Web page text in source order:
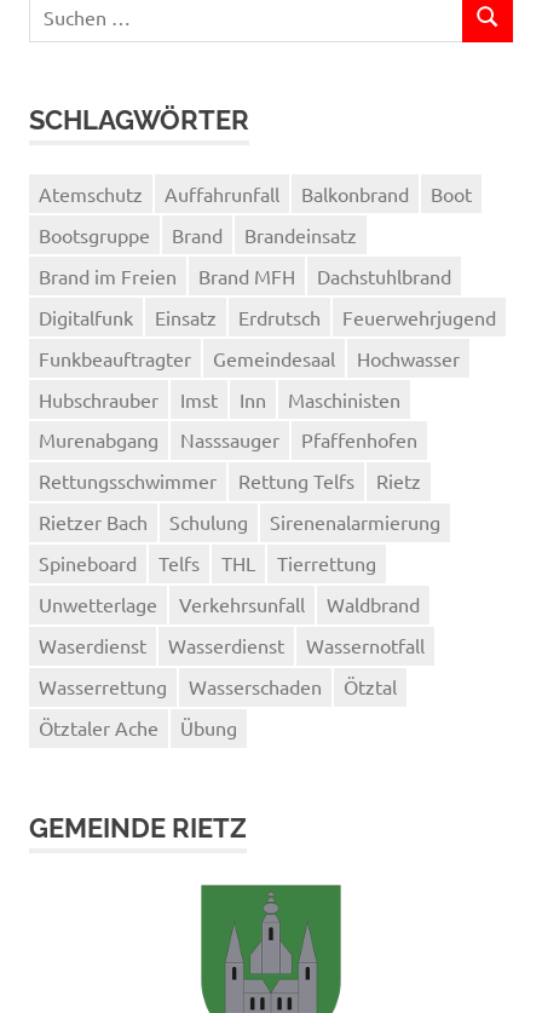
nach:
SUCHEN
SCHLAGWÖRTER
Atemschutz Auffahrunfall Balkonbrand
Boot
Bootsgruppe
Brand
Brandeinsatz
Brand im Freien
Brand MFH
Dachstuhlbrand
Digitalfunk
Einsatz Erdrutsch
Feuerwehrjugend
Funkbeauftragter
Gemeindesaal
Hochwasser
Hubschrauber
Imst Inn
Maschinisten
Murenabgang
Nasssauger
Pfaffenhofen
Rettungsschwimmer
Rettung Telfs
Rietz
Rietzer Bach
Schulung
Sirenenalarmierung
Spineboard
Telfs THL
Tierrettung
Unwetterlage
Verkehrsunfall
Waldbrand
Waserdienst
Wasserdienst
Wassernotfall
Wasserrettung
Wasserschaden
Ötztal
Ötztaler Ache
Übung
GEMEINDE RIETZ